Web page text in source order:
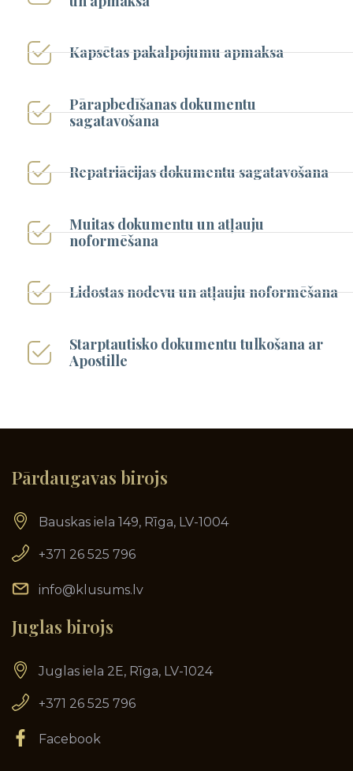
Kapsētas pakalpojumu apmaksa
Pārapbedīšanas dokumentu
sagatavošana
Repatriācijas dokumentu sagatavošana
Muitas dokumentu un atļauju
noformēšana
Lidostas nodevu un atļauju noformēšana
Starptautisko dokumentu tulkošana ar
Apostille
Pārdaugavas birojs
Bauskas iela 149, Rīga, LV-1004
+371 26 525 796
info@klusums.lv
Juglas birojs
Juglas iela 2E, Rīga, LV-1024
+371 26 525 796
Facebook